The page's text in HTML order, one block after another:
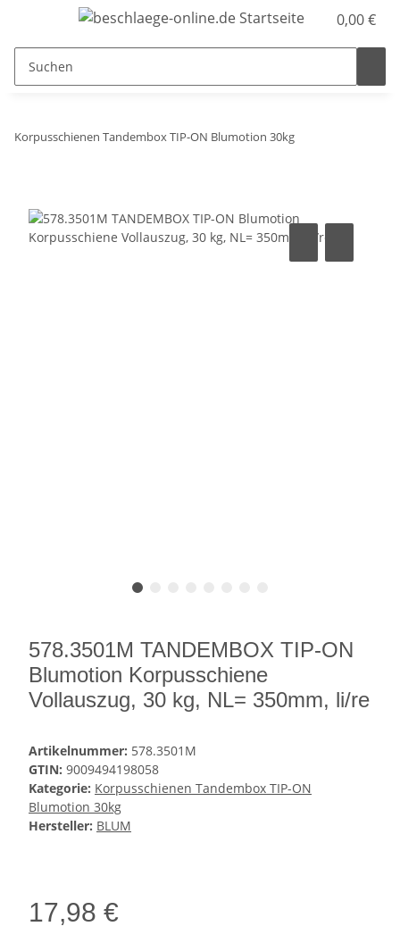
0,00 €
Korpusschienen Tandembox TIP-ON Blumotion 30kg
578.3501M TANDEMBOX TIP-ON
Blumotion Korpusschiene
Vollauszug, 30 kg, NL= 350mm, li/re
Artikelnummer: 578.3501M
GTIN: 9009494198058
Kategorie: Korpusschienen Tandembox TIP-ON
Blumotion 30kg
Hersteller: BLUM
17,98 €